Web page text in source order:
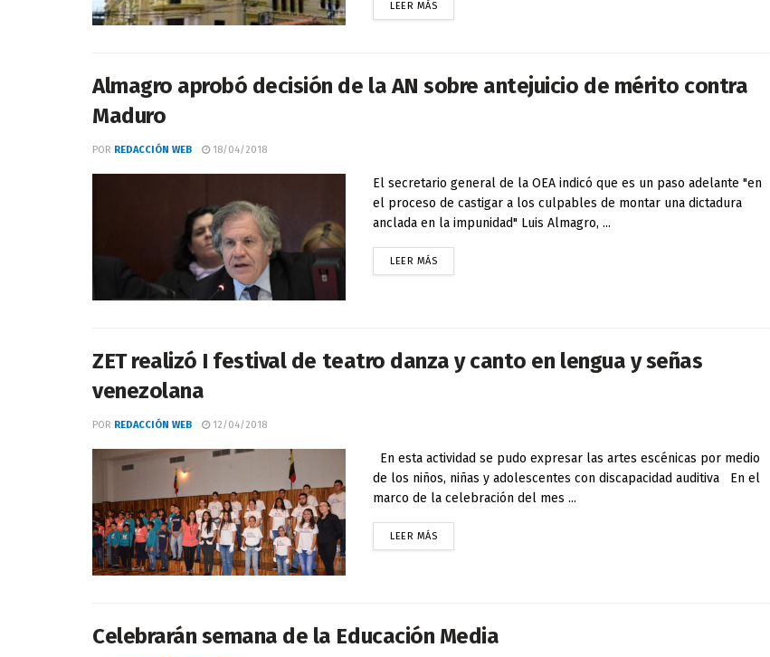
LEER MÁS
Almagro aprobó decisión de la AN sobre antejuicio de mérito contra
Maduro
POR REDACCIÓN WEB 18/04/2018
El secretario general de la OEA indicó que es un paso adelante "en
el proceso de castigar a los culpables de montar una dictadura
anclada en la impunidad" Luis Almagro, ...
LEER MÁS
ZET realizó I festival de teatro danza y canto en lengua y señas
venezolana
POR REDACCIÓN WEB 12/04/2018
En esta actividad se pudo expresar las artes escénicas por medio
de los niños, niñas y adolescentes con discapacidad auditiva En el
marco de la celebración del mes ...
LEER MÁS
Celebrarán semana de la Educación Media